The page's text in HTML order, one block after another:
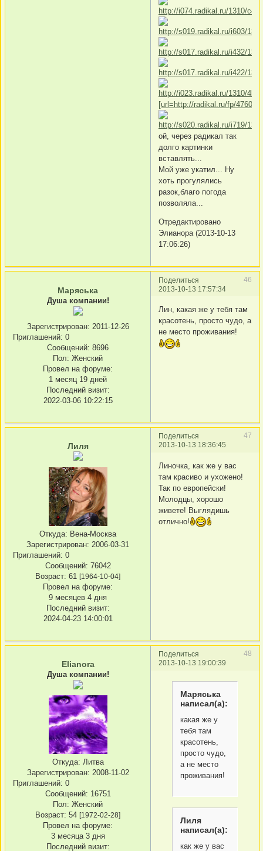
[url=http://radikal.ru/fp/
ой, через радикал так
долго картинки
вставлять...
Мой уже укатил... Ну
хоть прогулялись
разок,благо погода
позволяла...
Отредактировано
Элианора (2013-10-13
17:06:26)
Поделиться
46
2013-10-13 17:57:34
Маряська
Душа компании!
Зарегистрирован: 2011-12-26
Приглашений: 0
Сообщений: 8696
Пол: Женский
Провел на форуме:
1 месяц 19 дней
Последний визит:
2022-03-06 10:22:15
Лин, какая же у тебя там
красотень, просто чудо, а
не место проживания!
Поделиться
47
2013-10-13 18:36:45
Лиля
Откуда: Вена-Москва
Зарегистрирован: 2006-03-31
Приглашений: 0
Сообщений: 76042
Возраст: 61 [1964-10-04]
Провел на форуме:
9 месяцев 4 дня
Последний визит:
2024-04-23 14:00:01
Линочка, как же у вас
там красиво и ухожено!
Так по европейски!
Молодцы, хорошо
живете! Выглядишь
отлично!
Поделиться
48
2013-10-13 19:00:39
Elianora
Душа компании!
Откуда: Литва
Зарегистрирован: 2008-11-02
Приглашений: 0
Сообщений: 16751
Пол: Женский
Возраст: 54 [1972-02-28]
Провел на форуме:
3 месяца 3 дня
Последний визит:
Маряська
написал(а):
какая же у
тебя там
красотень,
просто чудо,
а не место
проживания!
Лиля
написал(а):
как же у вас